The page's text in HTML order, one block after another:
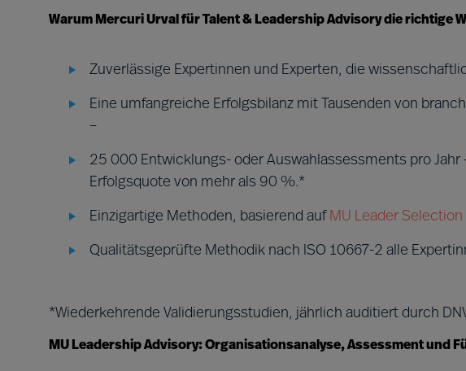
Warum Mercuri Urval für Talent & Leadership Advisory die richtige
Zuverlässige Expertinnen und Experten, die
Eine umfangreiche Erfolgsbilanz mit Tausenden von
–
25 000 Entwicklungs- oder Auswahlassessments pro
Erfolgsquote von mehr als 90 %.*
Einzigartige Methoden, basierend auf MU Leader
Qualitätsgeprüfte Methodik nach ISO 10667-2 alle
*Wiederkehrende Validierungsstudien, jährlich auditiert durch
MU Leadership Advisory: Organisationsanalyse, Assessment und